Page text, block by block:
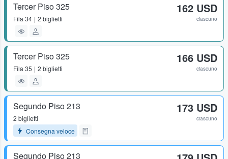
Tercer Piso 325
Fila 34 2 biglietti
162 USD
ciascuno
Tercer Piso 325
Fila 35 2 biglietti
166 USD
ciascuno
Segundo Piso 213
2 biglietti
Consegna veloce
173 USD
ciascuno
Segundo Piso 213